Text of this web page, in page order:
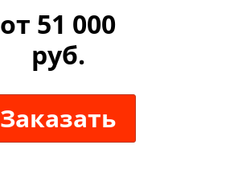
от 51 000
руб.
Заказать